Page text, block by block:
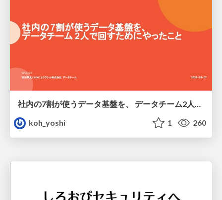
社内の7割が使うデータ基盤を、 データチーム2人で回すためにやったこと
koh_yoshi
1 260